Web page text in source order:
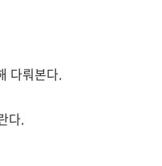
다뤄본다.
다.